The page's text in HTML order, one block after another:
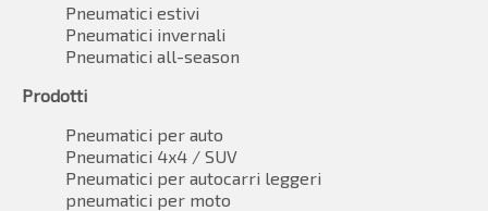
Pneumatici estivi
Pneumatici invernali
Pneumatici all-season
Prodotti
Pneumatici per auto
Pneumatici 4x4 / SUV
Pneumatici per autocarri leggeri
pneumatici per moto